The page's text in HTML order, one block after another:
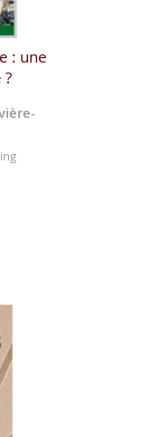
: une